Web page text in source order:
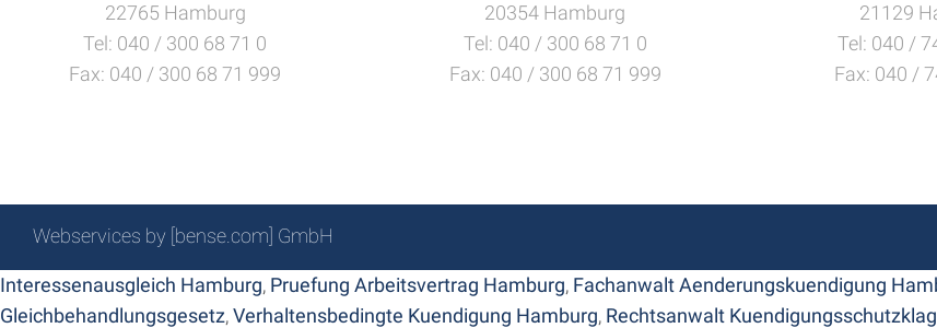
22765 Hamburg
Tel: 040 / 300 68 71 0
Fax: 040 / 300 68 71 999
20354 Hamburg
Tel: 040 / 300 68 71 0
Fax: 040 / 300 68 71 999
21129
Tel: 040 /
Fax: 040 /
Webservices by [bense.com] GmbH
Interessenausgleich Hamburg, Pruefung Arbeitsvertrag Hamburg, Fachanwalt Aenderungskuendigung
Gleichbehandlungsgesetz,Verhaltensbedingte Kuendigung Hamburg, Rechtsanwalt